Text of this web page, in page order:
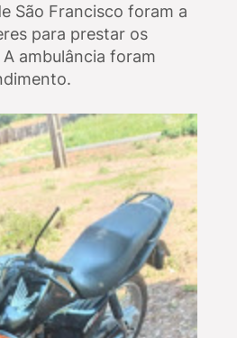
São Francisco foram a
para prestar os
ambulância foram